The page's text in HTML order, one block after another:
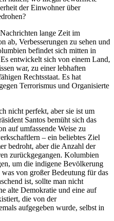
der Einwohner über
lange Zeit im
ab, Verbesserungen zu sehen und
befindet sich mitten in
entwickelt sich von einem Land,
war, zu einer lebhaften
Rechtsstaat. Es hat
Terrorismus und Organisierte
nicht perfekt, aber sie ist um
Santos bemüht sich das
auf umfassende Weise zu
– ein beliebtes Ziel
bedroht, aber die Anzahl der
zurückgegangen. Kolumbien
um die indigene Bevölkerung
von großer Bedeutung für das
ist, sollte man nicht
alte Demokratie und eine auf
die von der
aufgegeben wurde, selbst in